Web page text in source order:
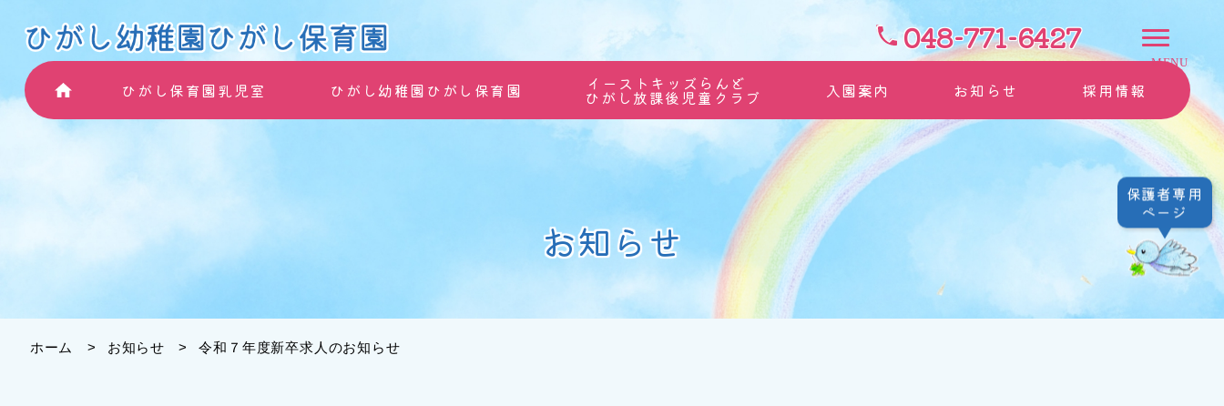
048-771-6427
保護者専用
ページ
ひがし保育園乳児室 ひがし幼稚園ひがし保育園 イーストキッズらんど
ひがし放課後児童クラブ 入園案内 お知らせ 採用情報
お知らせ
ホーム お知らせ 令和７年度新卒求人のお知らせ